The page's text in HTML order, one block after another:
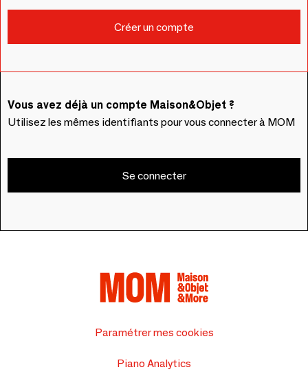
Vous avez déjà un compte Maison&Objet ?
Utilisez les mêmes identifiants pour vous connecter à MOM
Se connecter
Paramétrer mes cookies
Piano Analytics